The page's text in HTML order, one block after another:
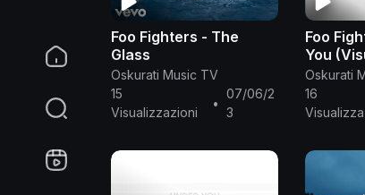
Foo Fighters - The
Glass
Oskurati Music TV
15
Visualizzazioni
•
07/06/2
3
Foo
You
Oskurati
16